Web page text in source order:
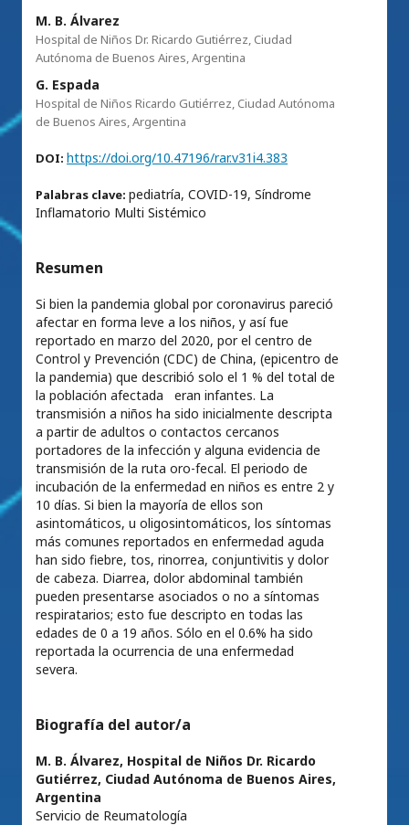
M. B. Álvarez
Hospital de Niños Dr. Ricardo Gutiérrez, Ciudad
Autónoma de Buenos Aires, Argentina
G. Espada
Hospital de Niños Ricardo Gutiérrez, Ciudad Autónoma
de Buenos Aires, Argentina
DOI: https://doi.org/10.47196/rar.v31i4.383
Palabras clave: pediatría, COVID-19, Síndrome
Inflamatorio Multi Sistémico
Resumen
Si bien la pandemia global por coronavirus pareció
afectar en forma leve a los niños, y así fue
reportado en marzo del 2020, por el centro de
Control y Prevención (CDC) de China, (epicentro de
la pandemia) que describió solo el 1 % del total de
la población afectada eran infantes. La
transmisión a niños ha sido inicialmente descripta
a partir de adultos o contactos cercanos
portadores de la infección y alguna evidencia de
transmisión de la ruta oro-fecal. El periodo de
incubación de la enfermedad en niños es entre 2 y
10 días. Si bien la mayoría de ellos son
asintomáticos, u oligosintomáticos, los síntomas
más comunes reportados en enfermedad aguda
han sido fiebre, tos, rinorrea, conjuntivitis y dolor
de cabeza. Diarrea, dolor abdominal también
pueden presentarse asociados o no a síntomas
respiratarios; esto fue descripto en todas las
edades de 0 a 19 años. Sólo en el 0.6% ha sido
reportada la ocurrencia de una enfermedad
severa.
Biografía del autor/a
M. B. Álvarez, Hospital de Niños Dr. Ricardo
Gutiérrez, Ciudad Autónoma de Buenos Aires,
Argentina
Servicio de Reumatología